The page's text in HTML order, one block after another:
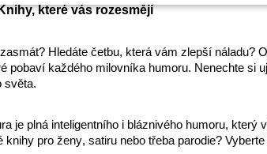
které vás rozesmějí
Hledáte četbu, která vám zlepší náladu?
pobaví každého milovníka humoru. Nenechte si
světa.
je plná inteligentního i bláznivého humoru,
knihy pro ženy, satiru nebo třeba parodie?
ANALYTICKÉ MARKETINGOVÉ
Nezbytné Analytické Marketingové Funkční